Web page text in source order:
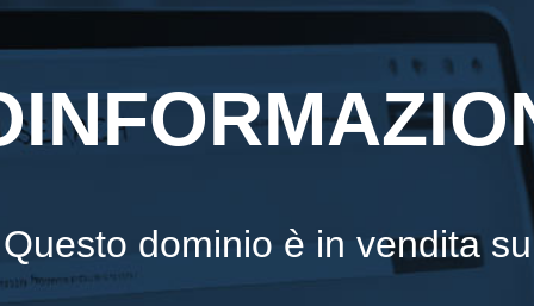
Questo dominio è in vendita su